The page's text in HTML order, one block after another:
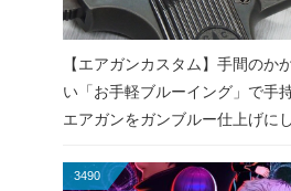
【エアガンカスタム】手間のか
い「お手軽ブルーイング」で手
エアガンをガンブルー仕上げにし
3490